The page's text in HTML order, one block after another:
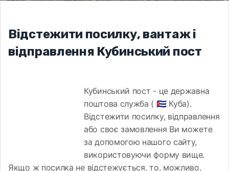
Відстежити посилку, вантаж і
відправлення Кубинський пост
Кубинський пост - це державна
поштова служба ( 🇨🇺 Куба).
Відстежити посилку, відправлення
або своє замовлення Ви можете
за допомогою нашого сайту,
використовуючи форму вище.
Якщо ж посилка не відстежується, то, можливо,